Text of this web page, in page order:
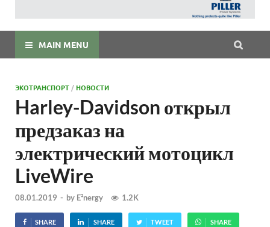
MAIN MENU
ЭКОТРАНСПОРТ /НОВОСТИ
Harley-Davidson открыл
предзаказ на
электрический мотоцикл
LiveWire
08.01.2019 - by E²nergy 1.2K
SHARE SHARE TWEET SHARE